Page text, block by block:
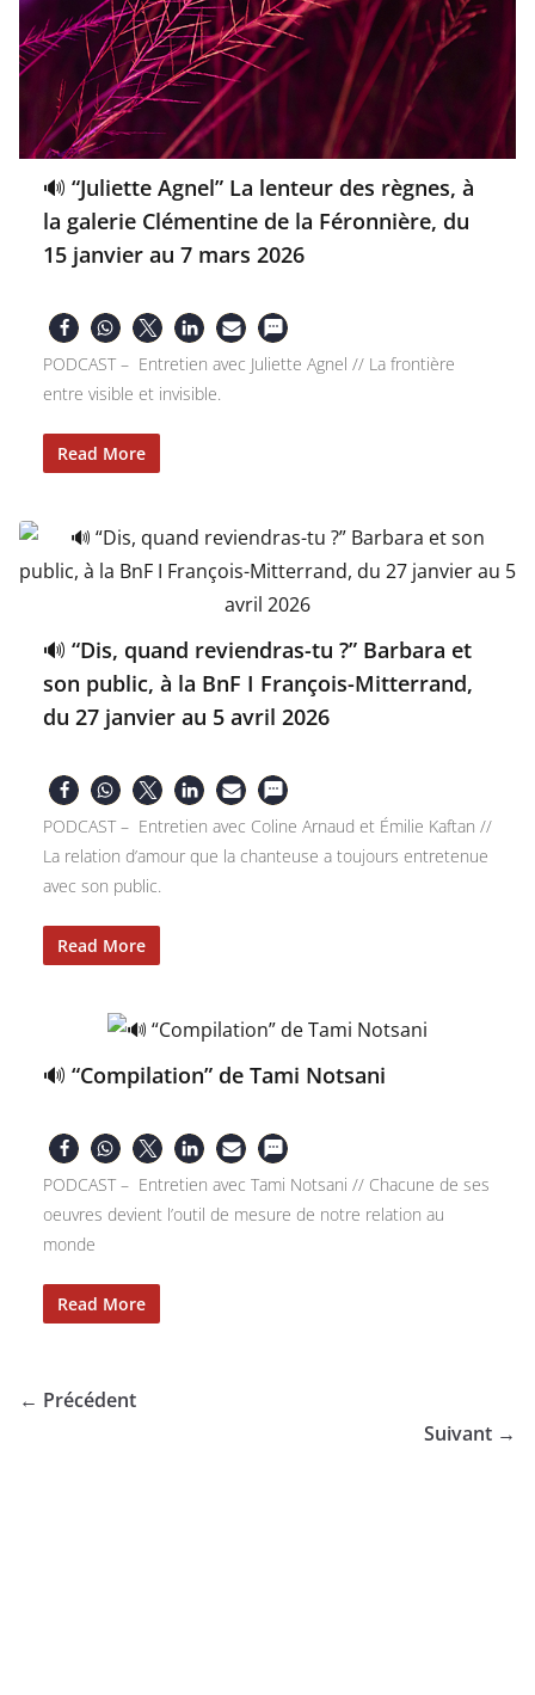
🔊 “Juliette Agnel” La lenteur des règnes, à
la galerie Clémentine de la Féronnière, du
15 janvier au 7 mars 2026
PODCAST – Entretien avec Juliette Agnel // La frontière
entre visible et invisible.
Read More
🔊 “Dis, quand reviendras-tu ?” Barbara et
son public, à la BnF I François-Mitterrand,
du 27 janvier au 5 avril 2026
PODCAST – Entretien avec Coline Arnaud et Émilie Kaftan //
La relation d’amour que la chanteuse a toujours entretenue
avec son public.
Read More
🔊 “Compilation” de Tami Notsani
PODCAST – Entretien avec Tami Notsani // Chacune de ses
oeuvres devient l’outil de mesure de notre relation au
monde
Read More
← Précédent
Suivant →